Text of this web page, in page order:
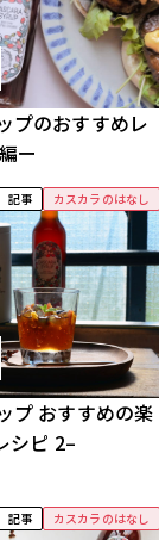
プのおすすめレ
ー
記事 カスカラのはなし
プ おすすめの楽
シピ 2–
記事 カスカラのはなし